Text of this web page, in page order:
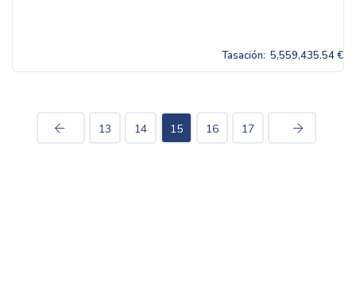
Tasación: 5,559,435.54 €
13 14 15 16 17